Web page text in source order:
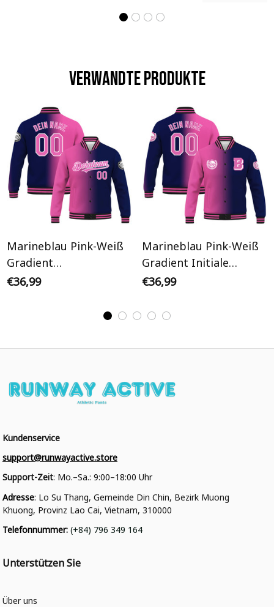
Verwandte Produkte
Marineblau Pink-Weiß
Gradient
Personalisiertes Varsity
€36,99
Marineblau Pink-Weiß
Gradient Initiale
Personalisiertes Varsity
€36,99
Kundenservice
support@runwayactive.store
Support-Zeit: Mo.–Sa.: 9:00–18:00 Uhr
Adresse: Lo Su Thang, Gemeinde Din Chin, Bezirk Muong
Khuong, Provinz Lao Cai, Vietnam, 310000
Telefonnummer: (+84) 796 349 164
Unterstützen Sie
Über uns